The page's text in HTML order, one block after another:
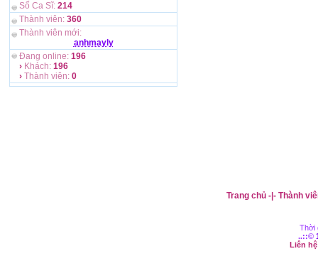
Số Ca Sĩ: 214
Thành viên: 360
Thành viên mới:
anhmayly
Đang online: 196
› Khách: 196
› Thành viên: 0
Trang chủ-|- Thành
Thời
..::©
Liên